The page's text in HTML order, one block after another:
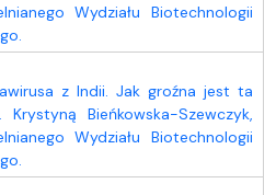
Wydziału Biotechnologii
z Indii. Jak groźna jest ta
Bieńkowska-Szewczyk,
Wydziału Biotechnologii